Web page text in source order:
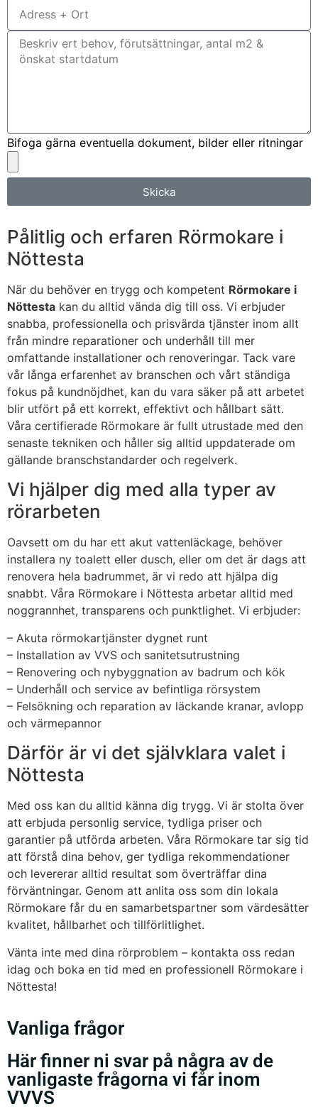
Pålitlig och erfaren Rörmokare i
Nöttesta
När du behöver en trygg och kompetent Rörmokare i
Nöttesta kan du alltid vända dig till oss. Vi erbjuder
snabba, professionella och prisvärda tjänster inom allt
från mindre reparationer och underhåll till mer
omfattande installationer och renoveringar. Tack vare
vår långa erfarenhet av branschen och vårt ständiga
fokus på kundnöjdhet, kan du vara säker på att arbetet
blir utfört på ett korrekt, effektivt och hållbart sätt.
Våra certifierade Rörmokare är fullt utrustade med den
senaste tekniken och håller sig alltid uppdaterade om
gällande branschstandarder och regelverk.
Vi hjälper dig med alla typer av
rörarbeten
Oavsett om du har ett akut vattenläckage, behöver
installera ny toalett eller dusch, eller om det är dags att
renovera hela badrummet, är vi redo att hjälpa dig
snabbt. Våra Rörmokare i Nöttesta arbetar alltid med
noggrannhet, transparens och punktlighet. Vi erbjuder:
– Akuta rörmokartjänster dygnet runt
– Installation av VVS och sanitetsutrustning
– Renovering och nybyggnation av badrum och kök
– Underhåll och service av befintliga rörsystem
– Felsökning och reparation av läckande kranar, avlopp
och värmepannor
Därför är vi det självklara valet i
Nöttesta
Med oss kan du alltid känna dig trygg. Vi är stolta över
att erbjuda personlig service, tydliga priser och
garantier på utförda arbeten. Våra Rörmokare tar sig tid
att förstå dina behov, ger tydliga rekommendationer
och levererar alltid resultat som överträffar dina
förväntningar. Genom att anlita oss som din lokala
Rörmokare får du en samarbetspartner som värdesätter
kvalitet, hållbarhet och tillförlitlighet.
Vänta inte med dina rörproblem – kontakta oss redan
idag och boka en tid med en professionell Rörmokare i
Nöttesta!
Bifoga gärna eventuella dokument, bilder eller ritningar
Skicka
Vanliga frågor
Här finner ni svar på några av de
vanligaste frågorna vi får inom
VVVS